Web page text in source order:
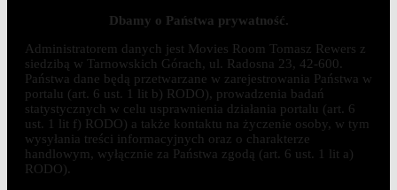
Dbamy o Państwa prywatność.
Administratorem danych jest Movies Room Tomasz Rewers z
siedzibą w Tarnowskich Górach, ul. Radosna 23, 42-600.
Państwa dane będą przetwarzane w zarejestrowania Państwa w
portalu (art. 6 ust. 1 lit b) RODO), prowadzenia badań
statystycznych w celu usprawnienia działania portalu (art. 6
ust. 1 lit f) RODO) a także kontaktu na życzenie osoby, w tym
wysyłania treści informacyjnych oraz o charakterze
handlowym, wyłącznie za Państwa zgodą (art. 6 ust. 1 lit a)
RODO).